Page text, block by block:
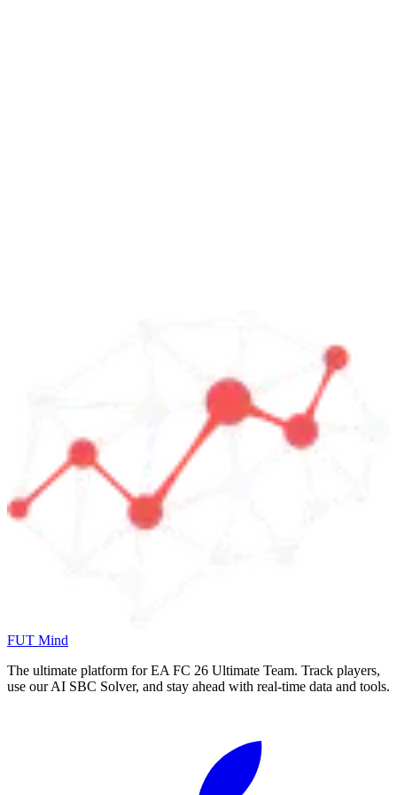
FUT Mind
The ultimate platform for EA FC 26 Ultimate Team. Track players,
use our AI SBC Solver, and stay ahead with real-time data and tools.